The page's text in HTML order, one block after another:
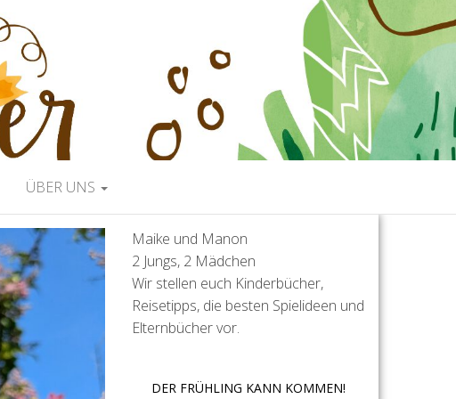
ÜBER UNS
Maike und Manon
2 Jungs, 2 Mädchen
Wir stellen euch Kinderbücher,
Reisetipps, die besten Spielideen und
Elternbücher vor.
DER FRÜHLING KANN KOMMEN!